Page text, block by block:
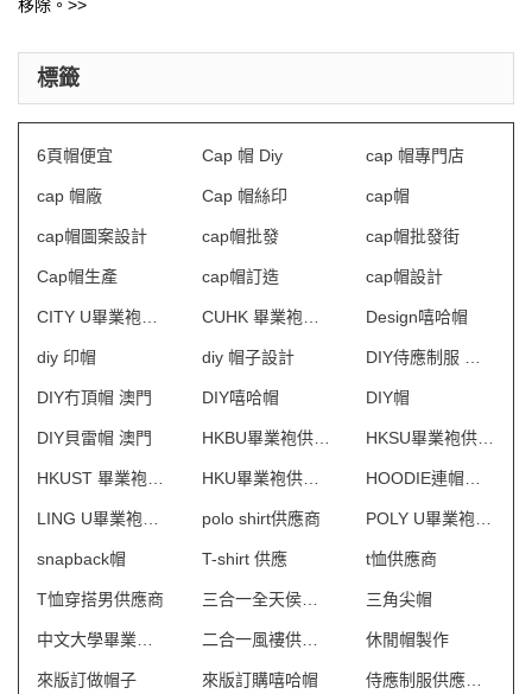
移除。>>
標籤
6頁帽便宜 Cap 帽 Diy cap 帽專門店
cap 帽廠 Cap 帽絲印 cap帽
cap帽圖案設計 cap帽批發 cap帽批發街
Cap帽生產 cap帽訂造 cap帽設計
Design嘻哈帽
diy 印帽 diy 帽子設計
DIY冇頂帽 澳門 DIY嘻哈帽 DIY帽
DIY貝雷帽 澳門 HKBU畢業袍供應商
HKU畢業袍供應商
polo shirt供應商
snapback帽 T-shirt 供應 t恤供應商
T恤穿搭男供應商 三合一全天侯風褸供應商 三角尖帽
二合一風褸供應商 休閒帽製作
來版訂做帽子 來版訂購嘻哈帽